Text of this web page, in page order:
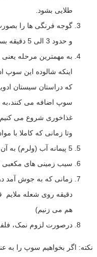
طلایی بشود.
گوجه فرنگی ها را
و حدود 3 الی 5 دقیقه بسته به میزان حرارت تفت می دهیم.
به مهمترین مرحله
اینکه شالوده این سوپ
که دراستان سیستان
سوپ اضافه می کنند،به همین
غذاخوری شروع می کنیم
وتا زمانی که کاملا با
5 پیمانه آب (ولرم) به آن اضافه می کنیم.
سیب زمینی های مکعبی
دقیقه روی شعله ملایم
هم می زنیم)
درصورت لزوم نمک،
نکته: اگر بخواهیم سوپ را به